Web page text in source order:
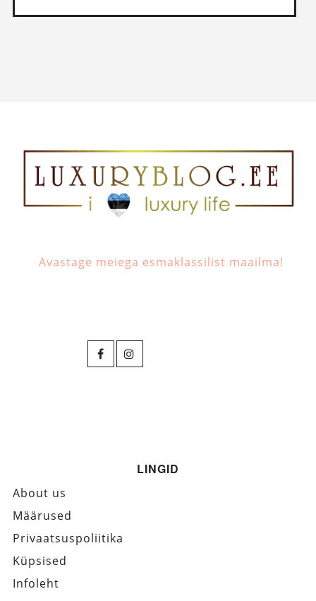
Avastage meiega esmaklassilist maailma!
LINGID
About us
Määrused
Privaatsuspoliitika
Küpsised
Infoleht